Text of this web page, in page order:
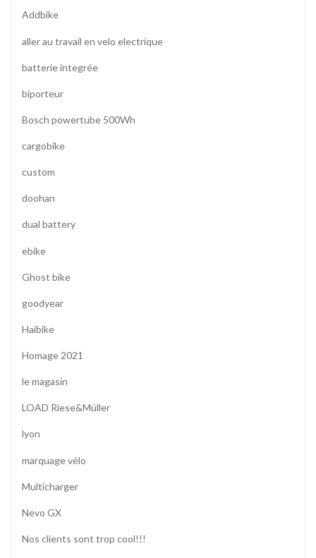
Addbike
aller au travail en velo electrique
batterie integrée
biporteur
Bosch powertube 500Wh
cargobike
custom
doohan
dual battery
ebike
Ghost bike
goodyear
Haibike
Homage 2021
le magasin
LOAD Riese&Müller
lyon
marquage vélo
Multicharger
Nevo GX
Nos clients sont trop cool!!!